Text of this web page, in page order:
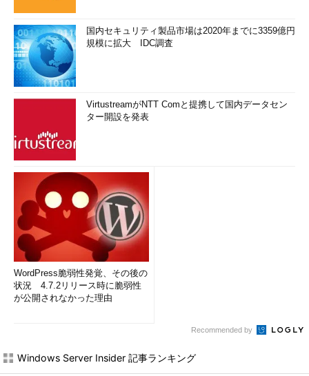
国内セキュリティ製品市場は2020年までに3359億円
規模に拡大 IDC調査
VirtustreamがNTT Comと提携して国内データセン
ター開設を発表
WordPress脆弱性発覚、その後の
状況 4.7.2リリース時に脆弱性
が公開されなかった理由
Recommended by
Windows Server Insider 記事ランキング